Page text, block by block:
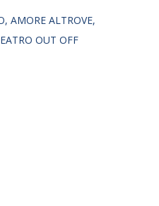
AMORE ALTROVE
OUT OFF